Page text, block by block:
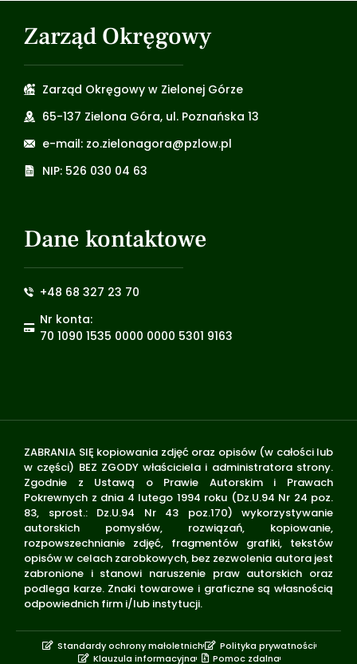
Zarząd Okręgowy
Zarząd Okręgowy w Zielonej Górze
65-137 Zielona Góra, ul. Poznańska 13
e-mail: zo.zielonagora@pzlow.pl
NIP: 526 030 04 63
Dane kontaktowe
+48 68 327 23 70
Nr konta:
70 1090 1535 0000 0000 5301 9163
ZABRANIA SIĘ kopiowania zdjęć oraz opisów (w całości lub
w części) BEZ ZGODY właściciela i administratora strony.
Zgodnie z Ustawą o Prawie Autorskim i Prawach
Pokrewnych z dnia 4 lutego 1994 roku (Dz.U.94 Nr 24 poz.
83, sprost.: Dz.U.94 Nr 43 poz.170) wykorzystywanie
autorskich pomysłów, rozwiązań, kopiowanie,
rozpowszechnianie zdjęć, fragmentów grafiki, tekstów
opisów w celach zarobkowych, bez zezwolenia autora jest
zabronione i stanowi naruszenie praw autorskich oraz
podlega karze. Znaki towarowe i graficzne są własnością
odpowiednich firm i/lub instytucji.
Standardy ochrony małoletnich
Polityka prywatności
Klauzula informacyjna
Pomoc zdalna